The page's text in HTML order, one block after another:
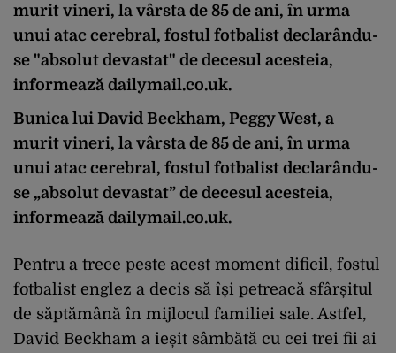
murit vineri, la vârsta de 85 de ani, în urma
unui atac cerebral, fostul fotbalist declarându-
se "absolut devastat" de decesul acesteia,
informează dailymail.co.uk.
Bunica lui David Beckham, Peggy West, a
murit vineri, la vârsta de 85 de ani, în urma
unui atac cerebral, fostul fotbalist declarându-
se „absolut devastat” de decesul acesteia,
informează dailymail.co.uk.
Pentru a trece peste acest moment dificil, fostul
fotbalist englez a decis să își petreacă sfârșitul
de săptămână în mijlocul familiei sale. Astfel,
David Beckham a ieșit sâmbătă cu cei trei fii ai